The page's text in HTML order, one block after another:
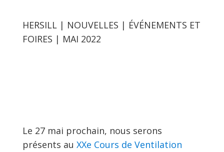
HERSILL | NOUVELLES | ÉVÉNEMENTS ET
FOIRES | MAI 2022
Le 27 mai prochain, nous serons
présents au XXe Cours de Ventilation